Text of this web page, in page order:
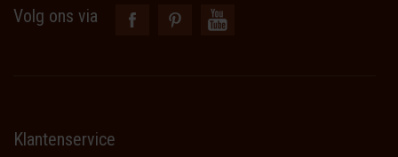
Volg ons via
Klantenservice